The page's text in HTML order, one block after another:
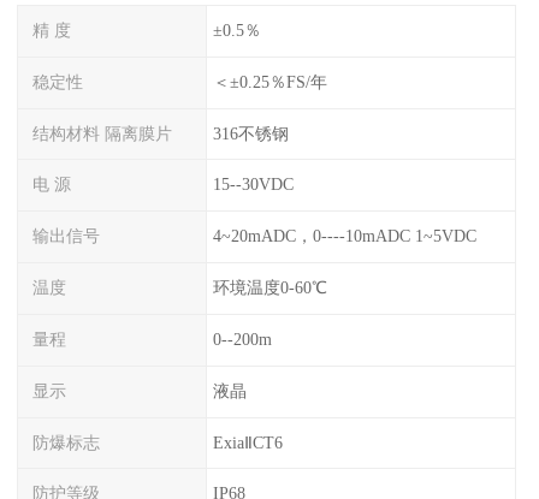
精 度 ±0.5％
稳定性 ＜±0.25％FS/年
结构材料 隔离膜片 316不锈钢
电 源 15--30VDC
输出信号 4~20mADC，0----10mADC 1~5VDC
温度 环境温度0-60℃
量程 0--200m
显示 液晶
防爆标志 ExiaⅡCT6
防护等级 IP68